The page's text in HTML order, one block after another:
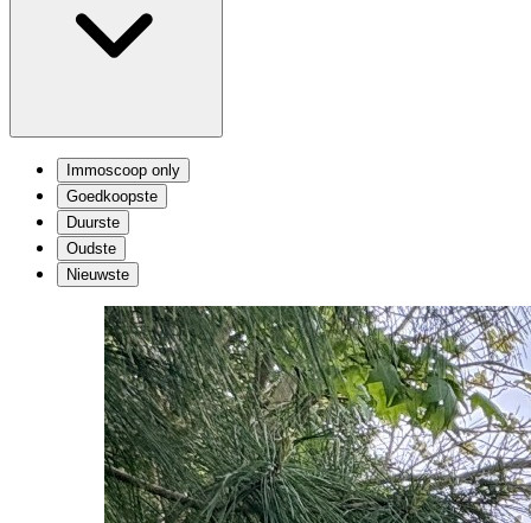
Immoscoop only
Goedkoopste
Duurste
Oudste
Nieuwste